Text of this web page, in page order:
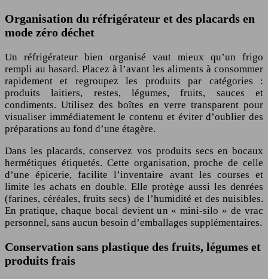
Organisation du réfrigérateur et des placards en
mode zéro déchet
Un réfrigérateur bien organisé vaut mieux qu’un frigo
rempli au hasard. Placez à l’avant les aliments à consommer
rapidement et regroupez les produits par catégories :
produits laitiers, restes, légumes, fruits, sauces et
condiments. Utilisez des boîtes en verre transparent pour
visualiser immédiatement le contenu et éviter d’oublier des
préparations au fond d’une étagère.
Dans les placards, conservez vos produits secs en bocaux
hermétiques étiquetés. Cette organisation, proche de celle
d’une épicerie, facilite l’inventaire avant les courses et
limite les achats en double. Elle protège aussi les denrées
(farines, céréales, fruits secs) de l’humidité et des nuisibles.
En pratique, chaque bocal devient un « mini-silo » de vrac
personnel, sans aucun besoin d’emballages supplémentaires.
Conservation sans plastique des fruits, légumes et
produits frais